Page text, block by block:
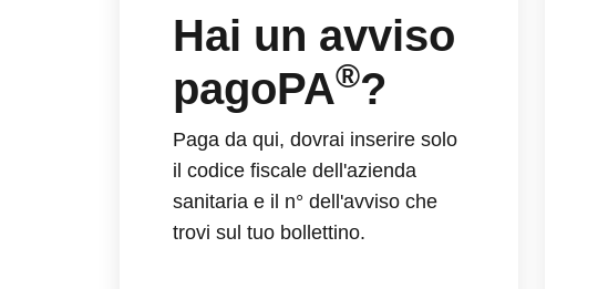
Hai un avviso
pagoPA®?
Paga da qui, dovrai inserire solo
il codice fiscale dell'azienda
sanitaria e il n° dell'avviso che
trovi sul tuo bollettino.